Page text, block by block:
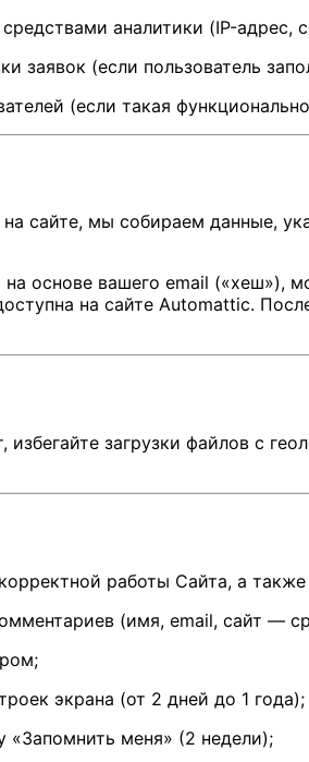
аналитики (IP-
заявок (если пользователь
(если такая
сайте, мы собираем данные,
основе вашего email («хеш»),
на сайте Automattic.
загрузки файлов с
работы Сайта, а также
(имя, email, сайт —
экрана (от 2 дней до 1 года);
«Запомнить меня» (2 недели);